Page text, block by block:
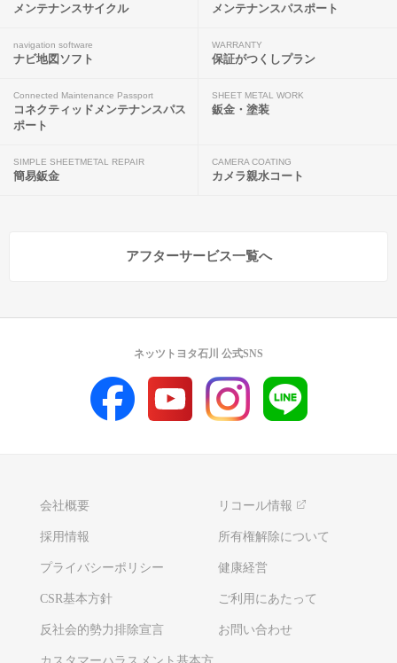
メンテナンスサイクル メンテナンスパスポート
navigation software
ナビ地図ソフト
WARRANTY
保証がつくしプラン
Connected Maintenance Passport
コネクティッドメンテナンスパス
ポート
SHEET METAL WORK
鈑金・塗装
SIMPLE SHEETMETAL REPAIR
簡易鈑金
CAMERA COATING
カメラ親水コート
アフターサービス一覧へ
会社概要 リコール情報
採用情報 所有権解除について
プライバシーポリシー 健康経営
CSR基本方針 ご利用にあたって
反社会的勢力排除宣言 お問い合わせ
ネッツトヨタ石川 公式SNS